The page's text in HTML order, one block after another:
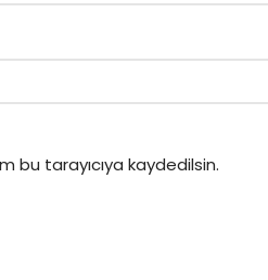
bu tarayıcıya kaydedilsin.